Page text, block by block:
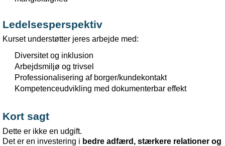
Ledelsesperspektiv
Kurset understøtter jeres arbejde med:
Diversitet og inklusion
Arbejdsmiljø og trivsel
Professionalisering af borger/kundekontakt
Kompetenceudvikling med dokumenterbar effekt
Kort sagt
Dette er ikke en udgift.
Det er en investering i bedre adfærd , stærkere relationer og